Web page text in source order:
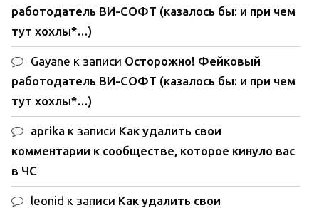
работодатель ВИ-СОФТ (казалось бы: и при чем
тут хохлы*…)
Gayane к записи Осторожно! Фейковый
работодатель ВИ-СОФТ (казалось бы: и при чем
тут хохлы*…)
aprika к записи Как удалить свои
комментарии к сообществе, которое кинуло вас
в ЧС
leonid к записи Как удалить свои